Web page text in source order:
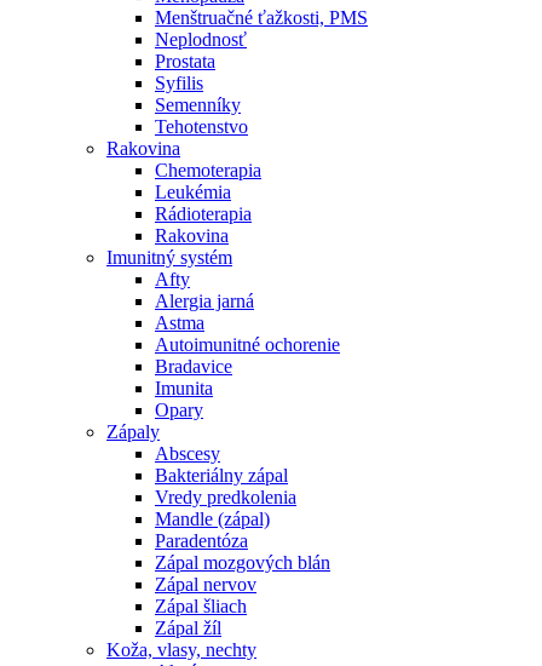
Menštruačné ťažkosti, PMS
Neplodnosť
Prostata
Syfilis
Semenníky
Tehotenstvo
Rakovina
Chemoterapia
Leukémia
Rádioterapia
Rakovina
Imunitný systém
Afty
Alergia jarná
Astma
Autoimunitné ochorenie
Bradavice
Imunita
Opary
Zápaly
Abscesy
Bakteriálny zápal
Vredy predkolenia
Mandle (zápal)
Paradentóza
Zápal mozgových blán
Zápal nervov
Zápal šliach
Zápal žíl
Koža, vlasy, nechty